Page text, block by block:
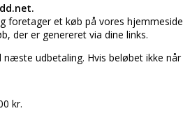
foretager et køb på vores
der er genereret via dine links.
udbetaling. Hvis beløbet ikke
kr.